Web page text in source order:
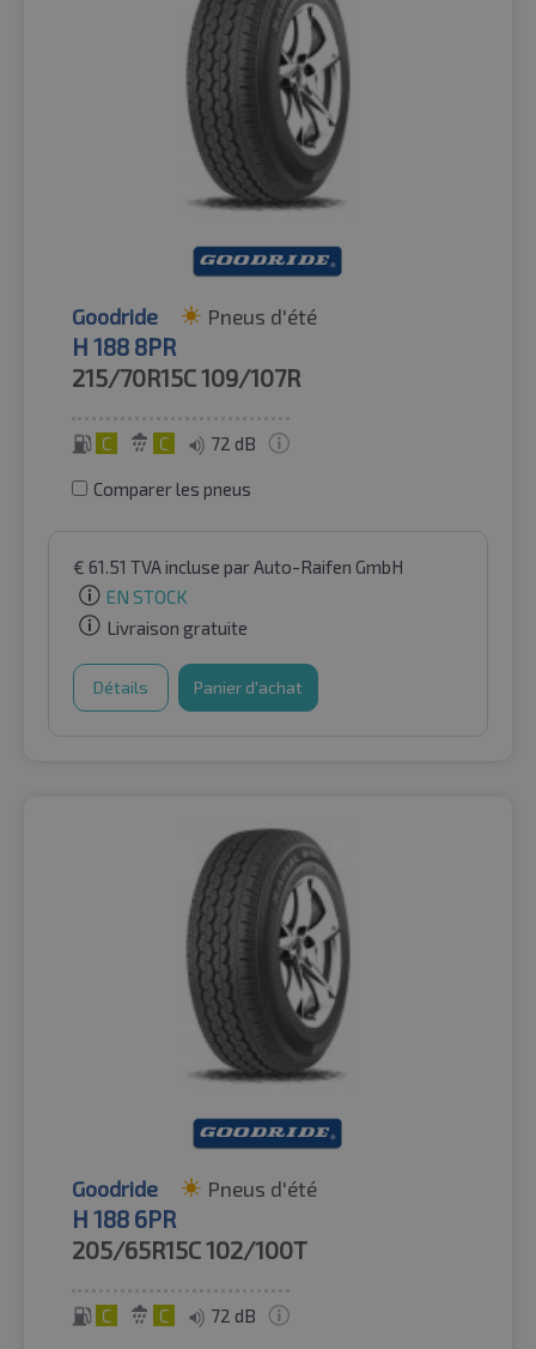
Goodride Pneus d'été
H 188 8PR
215/70R15C109/107R
C C 72 dB
Comparer les pneus
€ 61.51 TVA incluse par Auto-Raifen GmbH
EN STOCK
Livraison gratuite
Détails Panier d'achat
Goodride Pneus d'été
H 188 6PR
205/65R15C102/100T
C C 72 dB